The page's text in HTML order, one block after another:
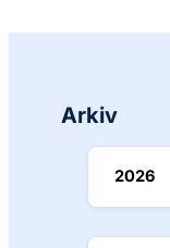
Arkiv
2026